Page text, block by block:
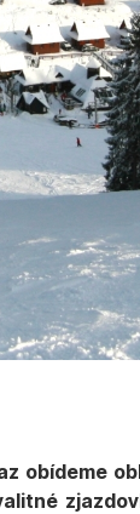
obídeme